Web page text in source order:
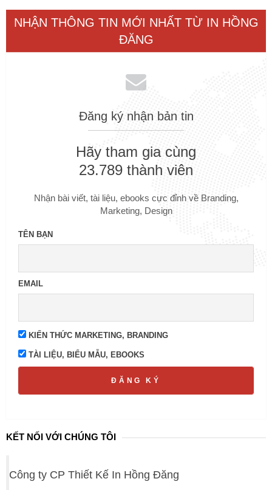
NHẬN THÔNG TIN MỚI NHẤT TỪ IN HỒNG
ĐĂNG
Đăng ký nhận bản tin
Hãy tham gia cùng
23.789 thành viên
Nhận bài viết, tài liệu, ebooks cực đỉnh về Branding,
Marketing, Design
TÊN BẠN
EMAIL
KIẾN THỨC MARKETING, BRANDING
TÀI LIỆU, BIỂU MẪU, EBOOKS
ĐĂNG KÝ
KẾT NỐI VỚI CHÚNG TÔI
Công ty CP Thiết Kế In Hồng Đăng